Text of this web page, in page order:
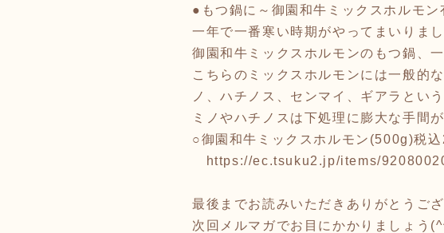
●もつ鍋に～御園和牛ミックスホルモン
一年で一番寒い時期がやってまいりまし
御園和牛ミックスホルモンのもつ鍋、
こちらのミックスホルモンには一般的
ノ、ハチノス、センマイ、ギアラとい
ミノやハチノスは下処理に膨大な手間
○御園和牛ミックスホルモン(500g)税
https://ec.tsuku2.jp/items/
最後までお読みいただきありがとうござ
次回メルマガでお目にかかりましょう